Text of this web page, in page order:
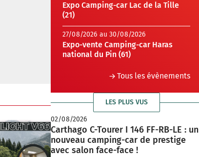
Expo Camping-car Lac de la Tille
(21)
27/08/2026 au 30/08/2026
Expo-vente Camping-car Haras
national du Pin (61)
Tous les évènements
LES PLUS VUS
02/08/2026
Carthago C-Tourer I 146 FF-RB-LE : un
nouveau camping-car de prestige
avec salon face-face !